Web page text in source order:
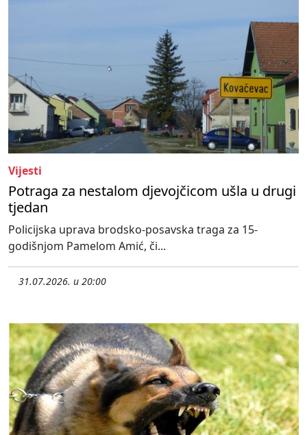
Vijesti
Potraga za nestalom djevojčicom ušla u drugi
tjedan
Policijska uprava brodsko-posavska traga za 15-
godišnjom Pamelom Amić, či...
31.07.2026. u 20:00